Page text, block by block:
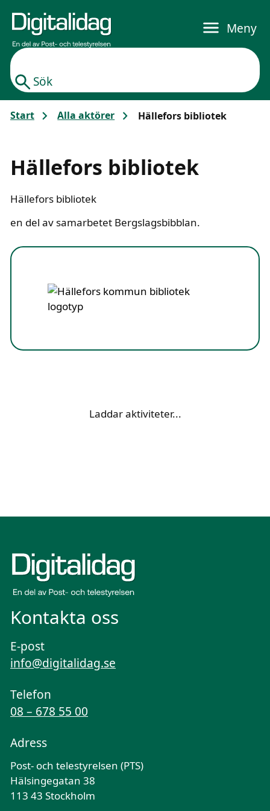
Sök
Meny
Start Alla aktörer Hällefors bibliotek
Hällefors bibliotek
Hällefors bibliotek
en del av samarbetet Bergslagsbibblan.
Laddar aktiviteter...
Kontakta oss
E-post
info@digitalidag.se
Telefon
08 – 678 55 00
Adress
Post- och telestyrelsen (PTS)
Hälsingegatan 38
113 43 Stockholm